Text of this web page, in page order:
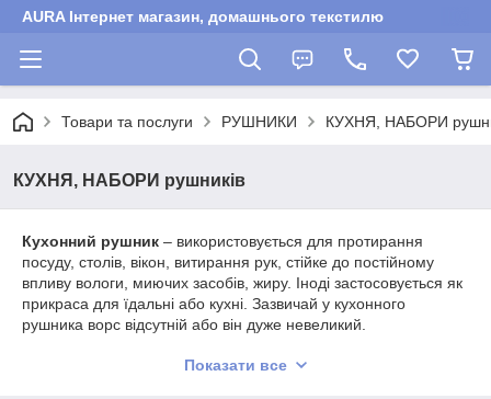
AURA Інтернет магазин, домашнього текстилю
Товари та послуги РУШНИКИ КУХНЯ, НАБОРИ
КУХНЯ, НАБОРИ рушників
Кухонний рушник – використовується для протирання
посуду, столів, вікон, витирання рук, стійке до постійному
впливу вологи, миючих засобів, жиру. Іноді застосовується як
прикраса для їдальні або кухні. Зазвичай у кухонного
рушника ворс відсутній або він дуже невеликий.
рушників Pupilla. з вишивкою. аплікацією всіляких
Показати все